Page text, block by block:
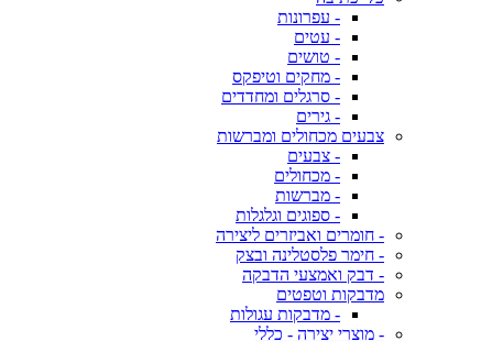
- עפרונות
- עטים
- טושים
- מחקים וטיפקס
- סרגלים ומחדדים
- גירים
צבעים מכחולים ומברשות
- צבעים
- מכחולים
- מברשות
- ספוגים וגלגלות
- חומרים ואביזרים ליצירה
- חימר פלסטלינה ובצק
- דבק ואמצעי הדבקה
מדבקות וטפטים
- מדבקות עגולות
- מוצרי יצירה - כללי